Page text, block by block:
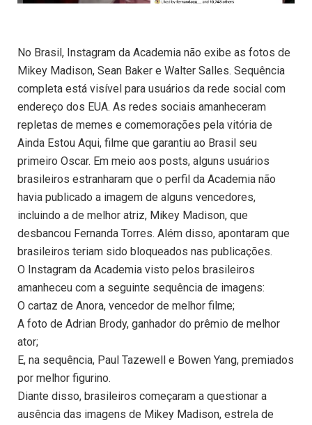
No Brasil, Instagram da Academia não exibe as fotos de
Mikey Madison, Sean Baker e Walter Salles. Sequência
completa está visível para usuários da rede social com
endereço dos EUA. As redes sociais amanheceram
repletas de memes e comemorações pela vitória de
Ainda Estou Aqui, filme que garantiu ao Brasil seu
primeiro Oscar. Em meio aos posts, alguns usuários
brasileiros estranharam que o perfil da Academia não
havia publicado a imagem de alguns vencedores,
incluindo a de melhor atriz, Mikey Madison, que
desbancou Fernanda Torres. Além disso, apontaram que
brasileiros teriam sido bloqueados nas publicações.
O Instagram da Academia visto pelos brasileiros
amanheceu com a seguinte sequência de imagens:
O cartaz de Anora, vencedor de melhor filme;
A foto de Adrian Brody, ganhador do prêmio de melhor
ator;
E, na sequência, Paul Tazewell e Bowen Yang, premiados
por melhor figurino.
Diante disso, brasileiros começaram a questionar a
ausência das imagens de Mikey Madison, estrela de